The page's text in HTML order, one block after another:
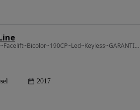
1995 cm3 • 190 CP • ~2017~Camera~Facelift~Bicolor~190CP~Led~Keyless~GARANTIE 1 AN ~
2017